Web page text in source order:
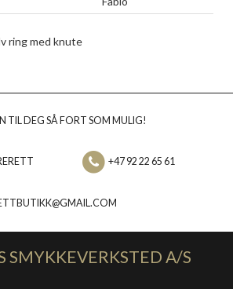
ring med knute
TIL DEG SÅ FORT SOM MULIG!
+47 92 22 65 61
SMYKKEVERKSTED A/S